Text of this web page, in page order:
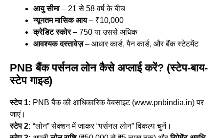
आयु सीमा– 21 से 58 वर्ष के बीच
न्यूनतम मासिक आय– ₹10,000
क्रेडिट स्कोर– 750 या उससे अधिक
आवश्यक दस्तावेज़– आधार कार्ड, पैन कार्ड, और बैंक स्टेटमेंट
PNB बैंक पर्सनल लोन कैसे अप्लाई करें? (स्टेप-बाय-
स्टेप गाइड)
स्टेप 1: PNB बैंक की आधिकारिक वेबसाइट (www.pnbindia.in) पर
जाएं।
स्टेप 2: “लोन” सेक्शन में जाकर “पर्सनल लोन” विकल्प चुनें।